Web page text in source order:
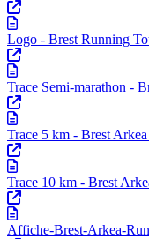
Logo - Brest Running
Trace Semi-marathon -
Trace 5 km - Brest
Trace 10 km - Brest
Affiche-Brest-Arkea-